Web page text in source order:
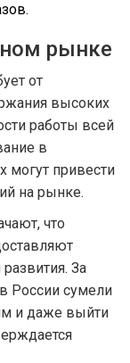
рынке
от
высоких
работы всей
в
могут привести
на рынке.
что
За
России сумели
и даже выйти